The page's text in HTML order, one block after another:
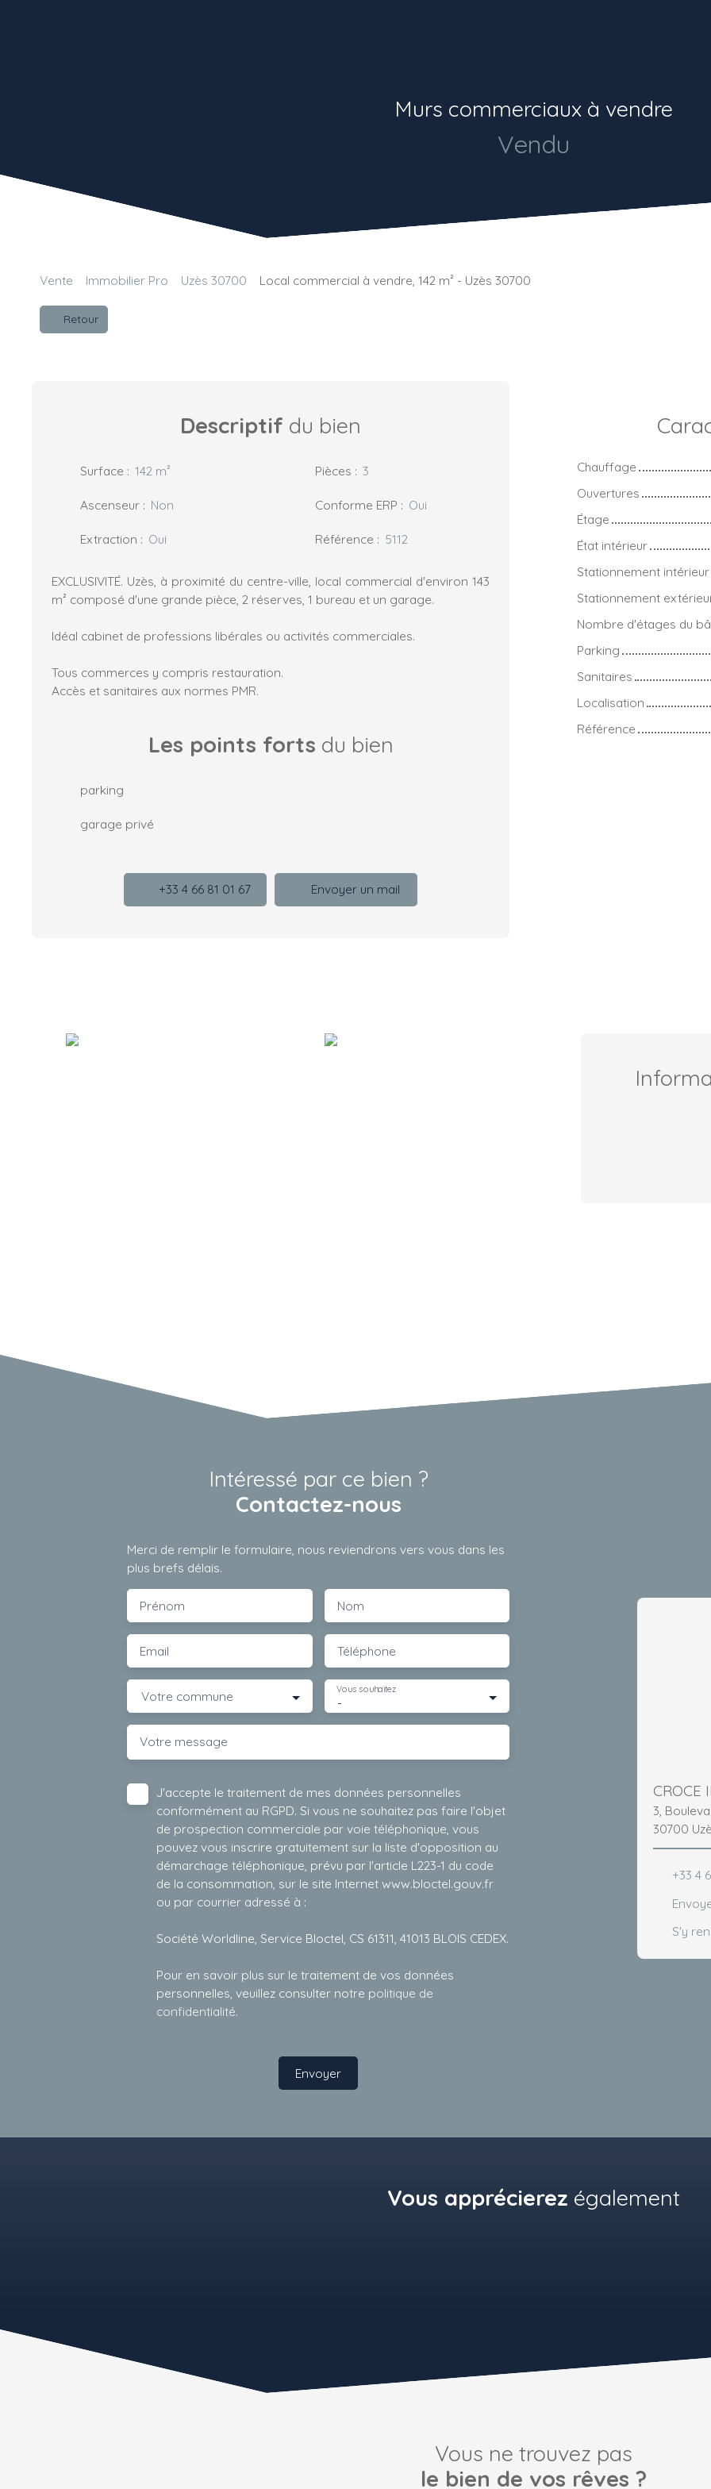
Murs commerciaux à vendre
Vendu
Vente Immobilier Pro Uzès 30700 Local commercial à vendre, 142 m² - Uzès 30700
Retour
Descriptif du bien
Surface : 142 m² Pièces : 3
Ascenseur : Non Conforme ERP : Oui
Extraction : Oui Référence : 5112
EXCLUSIVITÉ. Uzès, à proximité du centre-ville, local commercial d'environ 143
m² composé d'une grande pièce, 2 réserves, 1 bureau et un garage.
Idéal cabinet de professions libérales ou activités commerciales.
Tous commerces y compris restauration.
Accès et sanitaires aux normes PMR.
Les points forts du bien
parking
garage privé
+33 4 66 81 01 67 Envoyer un mail
Chauffage
Ouvertures
Étage
État intérieur
Stationnement intérieur
Stationnement
Nombre d'étages du
Parking
Sanitaires
Localisation
Référence
Intéressé par ce bien ?
Contactez-nous
Merci de remplir le formulaire, nous reviendrons vers vous dans les
plus brefs délais.
Prénom Nom
Email Téléphone
Votre commune -
Vous souhaitez
Votre message
J'accepte le traitement de mes données personnelles
conformément au RGPD. Si vous ne souhaitez pas faire l'objet
de prospection commerciale par voie téléphonique, vous
pouvez vous inscrire gratuitement sur la liste d'opposition au
démarchage téléphonique, prévu par l'article L223-1 du code
de la consommation, sur le site Internet www.bloctel.gouv.fr
ou par courrier adressé à :
Société Worldline, Service Bloctel, CS 61311, 41013 BLOIS CEDEX.
Pour en savoir plus sur le traitement de vos données
personnelles, veuillez consulter notre politique de
confidentialité.
Envoyer
CROCE
3,
30700
+33 4
S'y
Vous apprécierez également
Vous ne trouvez pas
le bien de vos rêves ?